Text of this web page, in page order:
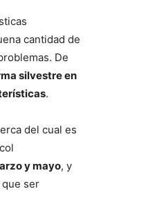
cantidad de
De
silvestre en
.
del cual es
y mayo, y
ser